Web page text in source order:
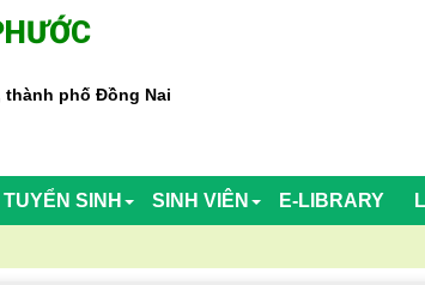
thành phố Đồng Nai
TUYỂN SINH SINH VIÊN E-LIBRARY